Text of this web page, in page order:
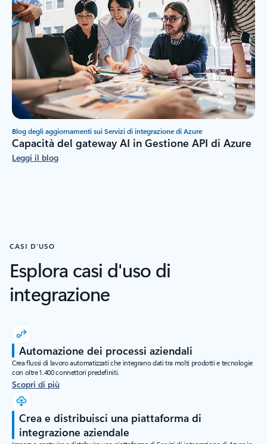
Blog degli aggiornamenti sui Servizi di integrazione di Azure
Capacità del gateway AI in Gestione API di Azure
Leggi il blog
CASI D'USO
Esplora casi d'uso di
integrazione
Automazione dei processi aziendali
Crea flussi di lavoro automatizzati che integrano dati tra molti prodotti e tecnologie
con oltre 1.400 connettori predefiniti.
Scopri di più
Crea e distribuisci una piattaforma di
integrazione aziendale